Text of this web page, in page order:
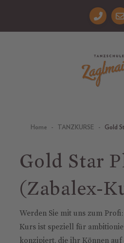
You are here:
Home TANZKURSE Gold
Gold Star
(Zabalex-
Werden Sie mit uns zum
Kurs ist speziell für
konzipiert, die ihr Können